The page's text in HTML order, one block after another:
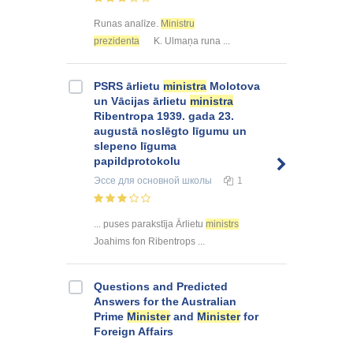
Runas analīze. Ministru
prezidenta
K. Ulmaņa runa ...
PSRS ārlietu ministra Molotova
un Vācijas ārlietu ministra
Ribentropa 1939. gada 23.
augustā noslēgto līgumu un
slepeno līguma
papildprotokolu
Эссе для основной школы 1
... puses parakstīja Ārlietu ministrs
Joahims fon Ribentrops ...
Questions and Predicted
Answers for the Australian
Prime Ministerand Ministerfor
Foreign Affairs